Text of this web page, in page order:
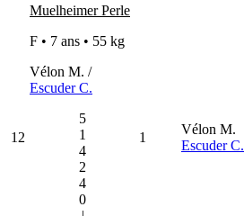
12
Muelheimer Perle
F • 7 ans • 55 kg
Vélon M. /
Escuder C.
5
1
4
2
4
0
1
Vélon M.
Escuder C.